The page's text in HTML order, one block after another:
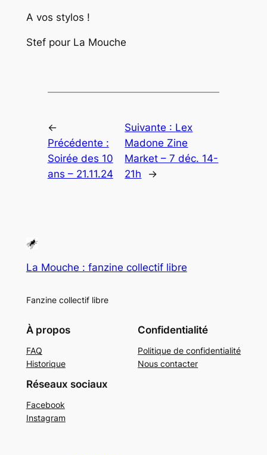
A vos stylos !
Stef pour La Mouche
←
Précédente :
Soirée des 10
ans – 21.11.24
Suivante : Lex
Madone Zine
Market – 7 déc. 14-
21h
→
La Mouche : fanzine collectif libre
Fanzine collectif libre
À propos
FAQ
Historique
Confidentialité
Politique de confidentialité
Nous contacter
Réseaux sociaux
Facebook
Instagram